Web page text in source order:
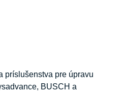
príslušenstva pre úpravu
BUSCH a